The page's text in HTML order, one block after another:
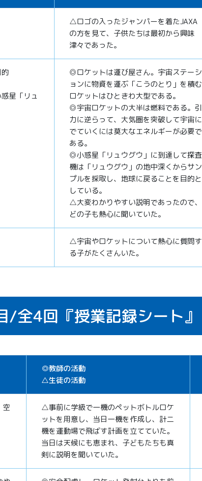
△ロゴの入ったジャンパーを着たJAXA
の方を見て、子供たちは最初から興味
津々であった。
星「リュ
◎ロケットは運び屋さん。宇宙ステーシ
ョンに物資を運ぶ「こうのとり」を積む
ロケットはひときわ大型である。
◎宇宙ロケットの大半は燃料である。引
力に逆らって、大気圏を突破して宇宙に
でていくには莫大なエネルギーが必要で
ある。
◎小惑星「リュウグウ」に到達して探査
機は「リュウグウ」の地中深くからサン
プルを採取し、地球に戻ることを目的と
している。
△大変わかりやすい説明であったので、
どの子も熱心に聞いていた。
△宇宙やロケットについて熱心に質問す
る子がたくさんいた。
/全4回 『授業記録シート』
◎教師の活動
△生徒の活動
空
△事前に学級で一機のペットボトルロケ
ットを用意し、当日一機を作成し、計二
機を運動場で飛ばす計画を立てていた。
当日は天候にも恵まれ、子どもたちも真
剣に説明を聞いていた。